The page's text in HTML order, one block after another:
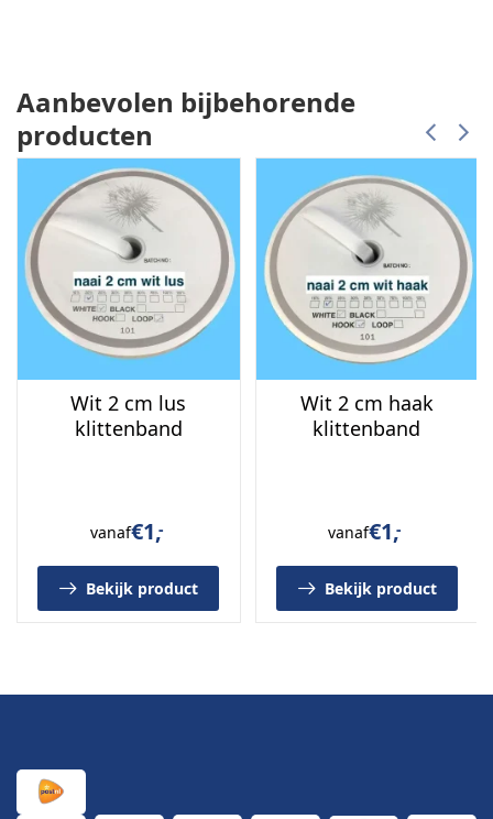
Aanbevolen bijbehorende
producten
Wit 2 cm lus
klittenband
vanaf€1,-
Bekijk product
Wit 2 cm haak
klittenband
vanaf€1,-
Bekijk product